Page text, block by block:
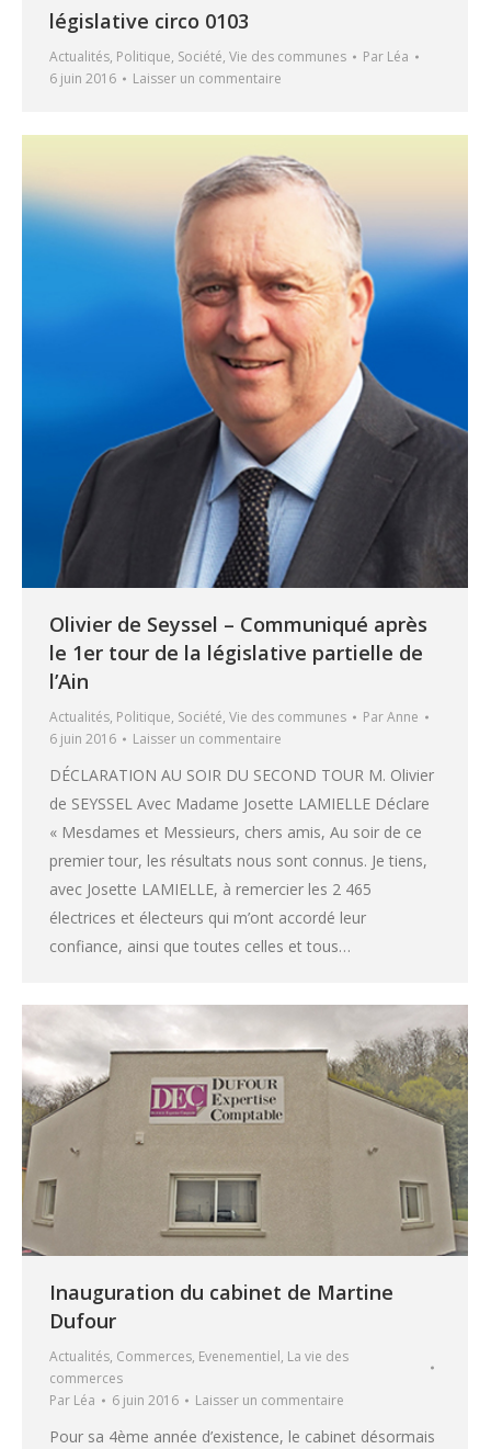
législative circo 0103
Actualités, Politique, Société, Vie des communes Par Léa
6 juin 2016
Laisser un commentaire
Olivier de Seyssel – Communiqué après
le 1er tour de la législative partielle de
l’Ain
Actualités, Politique, Société, Vie des communes ParAnne
6 juin 2016
Laisser un commentaire
DÉCLARATION AU SOIR DU SECOND TOUR M. Olivier
de SEYSSEL Avec Madame Josette LAMIELLE Déclare
« Mesdames et Messieurs, chers amis, Au soir de ce
premier tour, les résultats nous sont connus. Je tiens,
avec Josette LAMIELLE, à remercier les 2 465
électrices et électeurs qui m’ont accordé leur
confiance, ainsi que toutes celles et tous…
Inauguration du cabinet de Martine
Dufour
Actualités, Commerces, Evenementiel, La vie des
commerces
Par Léa 6 juin 2016 Laisser un commentaire
Pour sa 4ème année d’existence, le cabinet désormais